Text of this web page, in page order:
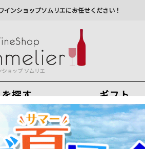
ンショップソムリエにお任せください！
探す ギフト
文で最短8月9日(日)出
ュールについてはこちらを